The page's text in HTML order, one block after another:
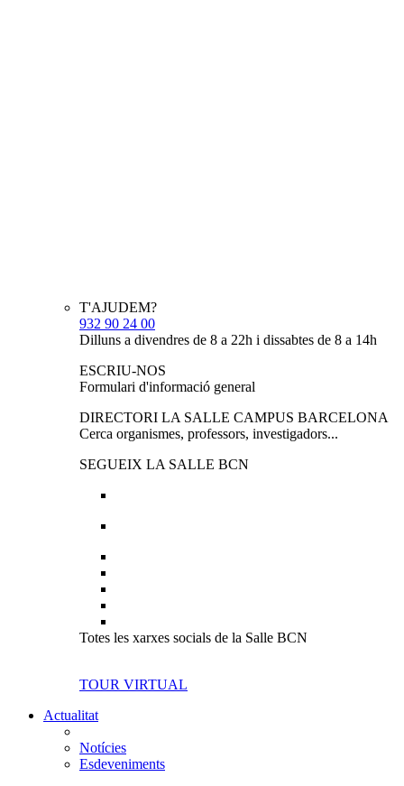
T'AJUDEM?
932 90 24 00
Dilluns a divendres de 8 a 22h i dissabtes de 8 a 14h
ESCRIU-NOS
Formulari d'informació general
DIRECTORI LA SALLE CAMPUS BARCELONA
Cerca organismes, professors, investigadors...
SEGUEIX LA SALLE BCN
Totes les xarxes socials de la Salle BCN
TOUR VIRTUAL
Actualitat
Notícies
Esdeveniments